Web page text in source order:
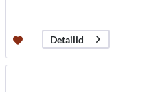
Detailid